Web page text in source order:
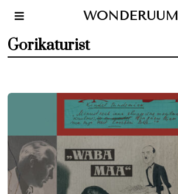
WONDERUUM
Gorikaturist